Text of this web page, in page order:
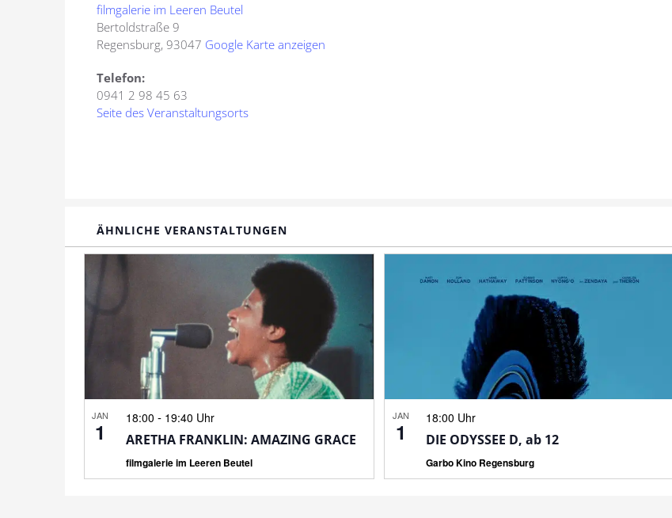
filmgalerie im Leeren Beutel
Bertoldstraße 9
Regensburg, 93047 Google Karte anzeigen
Telefon:
0941 2 98 45 63
Seite des Veranstaltungsorts
ÄHNLICHE VERANSTALTUNGEN
JAN
1
18:00 - 19:40 Uhr
ARETHA FRANKLIN: AMAZING GRACE
filmgalerie im Leeren Beutel
JAN
1
18:00 Uhr
DIE ODYSSEE D, ab 12
Garbo Kino Regensburg